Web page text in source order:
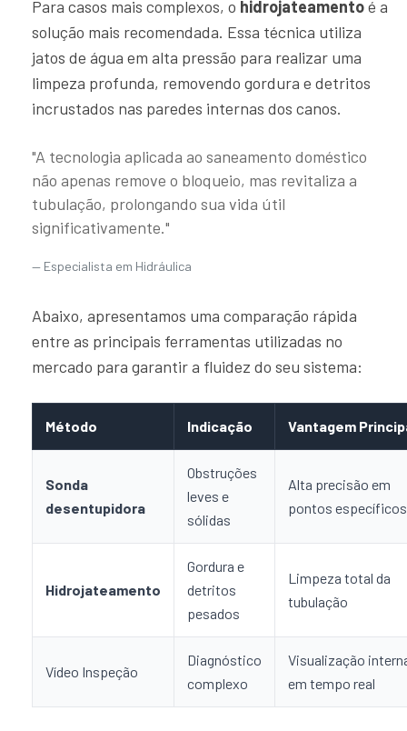
Para casos mais complexos, o hidrojateamentoé a
solução mais recomendada. Essa técnica utiliza
jatos de água em alta pressão para realizar uma
limpeza profunda, removendo gordura e detritos
incrustados nas paredes internas dos canos.
"A tecnologia aplicada ao saneamento doméstico
não apenas remove o bloqueio, mas revitaliza a
tubulação, prolongando sua vida útil
significativamente."
Especialista em Hidráulica
Abaixo, apresentamos uma comparação rápida
entre as principais ferramentas utilizadas no
mercado para garantir a fluidez do seu sistema:
Método Indicação Vantagem
Sonda
desentupidora
Obstruções
leves e
sólidas
Alta precisão em
pontos específicos
Hidrojateamento
Gordura e
detritos
pesados
Limpeza total da
tubulação
Vídeo Inspeção
Diagnóstico
complexo
Visualização
em tempo real